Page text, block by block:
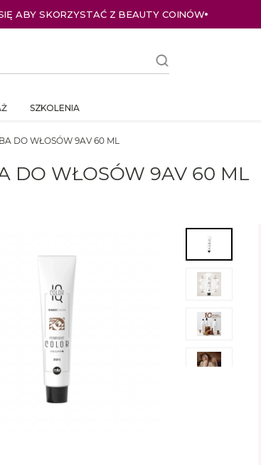
ABY SKORZYSTAĆ Z BEAUTY COINÓW
SZKOLENIA
DO WŁOSÓW 9AV 60 ML
DO WŁOSÓW 9AV 60 ML